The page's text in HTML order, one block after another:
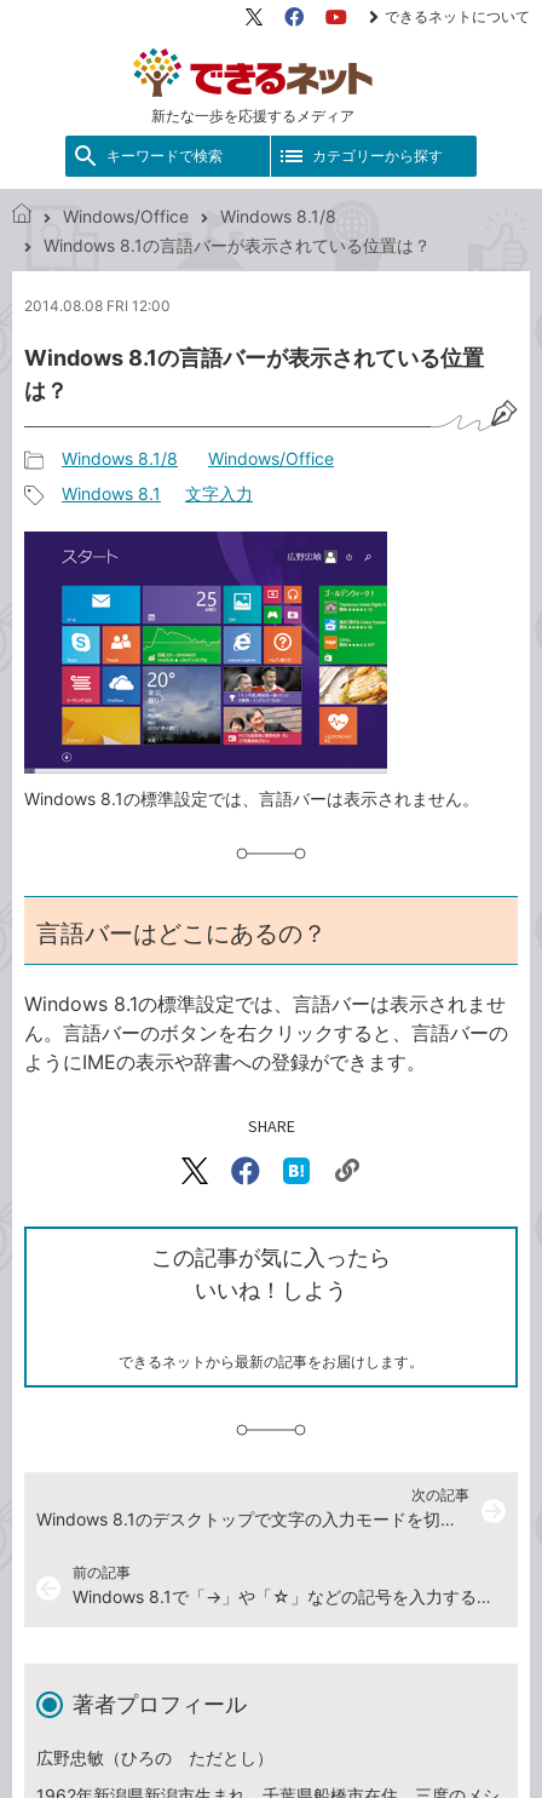
新たな一歩を応援するメディア
X（旧
FacebookYouTube
できるネットについて
キーワードで検索 カテゴリーから探す
で
ネ
ト
Windows/Office
Windows 8.1/8
Windows 8.1の言語バーが表示されている位置は？
2014.08.08 FRI 12:00
Windows 8.1の言語バーが表示されている位置
は？
事
カ
テ
リ
Windows 8.1/8 Windows/Office
Windows 8.1 文字入力
Windows 8.1の標準設定では、言語バーは表示されません。
言語バーはどこにあるの？
Windows 8.1の標準設定では、言語バーは表示されませ
ん。言語バーのボタンを右クリックすると、言語バーの
ようにIMEの表示や辞書への登録ができます。
SHARE
X（旧
で
シ
ェ
ア
Facebook
シ
ェ
ア
な
ブ
ッ
ク
ク
ク
を
コ
この記事が気に入ったら
いいね！しよう
できるネットから最新の記事をお届けします。
前の記事
Windows 8.1で「→」や「☆」などの記号を入力するには
次の記事
Windows 8.1のデスクトップで文字の入力モードを切り替えるには
著者プロフィール
広野忠敏（ひろの ただとし）